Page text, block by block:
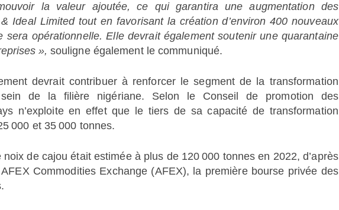
la valeur ajoutée, ce qui garantira une augmentation des
Ideal Limited tout en favorisant la création d’environ 400 nouveaux
sera opérationnelle. Elle devrait également soutenir une quarantaine
», souligne également le communiqué.
devrait contribuer à renforcer le segment de la transformation
de la filière nigériane. Selon le Conseil de promotion des
n’exploite en effet que le tiers de sa capacité de transformation
000 et 35 000 tonnes.
de cajou était estimée à plus de 120 000 tonnes en 2022, d’après
Commodities Exchange (AFEX), la première bourse privée des